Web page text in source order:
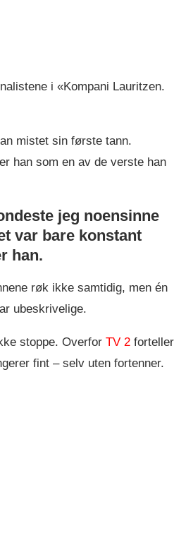
i «Kompani Lauritzen.
mistet sin første tann.
han som en av de verste han
jeg noensinne
var bare konstant
han.
røk ikke samtidig, men én
ubeskrivelige.
stoppe. Overfor TV 2 forteller
fint – selv uten fortenner.